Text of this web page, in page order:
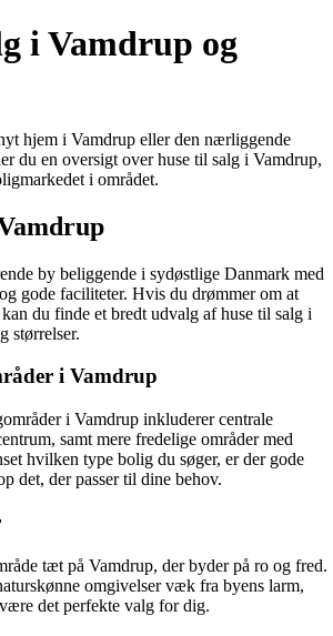
i Vamdrup og
hjem i Vamdrup eller den nærliggende
du en oversigt over huse til salg i Vamdrup,
i området.
by beliggende i sydøstlige Danmark med
gode faciliteter. Hvis du drømmer om at
du finde et bredt udvalg af huse til salg i
størrelser.
i Vamdrup
i Vamdrup inkluderer centrale
samt mere fredelige områder med
hvilken type bolig du søger, er der gode
det, der passer til dine behov.
tæt på Vamdrup, der byder på ro og fred.
omgivelser væk fra byens larm,
det perfekte valg for dig.